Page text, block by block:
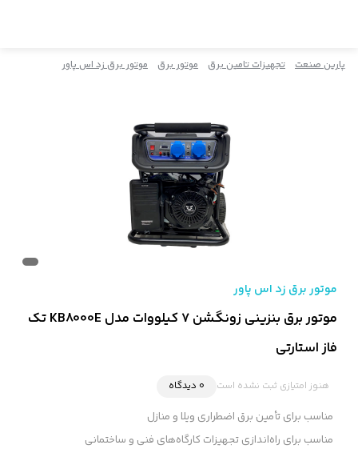
پارین صنعت تجهیزات تامین برق موتور برق موتور برق زد اس پاور
موتور برق زد اس پاور
موتور برق بنزینی زونگشن ۷ کیلووات مدل KB8000E تک
فاز استارتی
هنوز امتیازی ثبت نشده است 0 دیدگاه
مناسب برای تأمین برق اضطراری ویلا و منازل
مناسب برای راه‌اندازی تجهیزات کارگاه‌های فنی و ساختمانی